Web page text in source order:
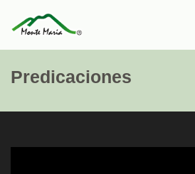
Predicaciones